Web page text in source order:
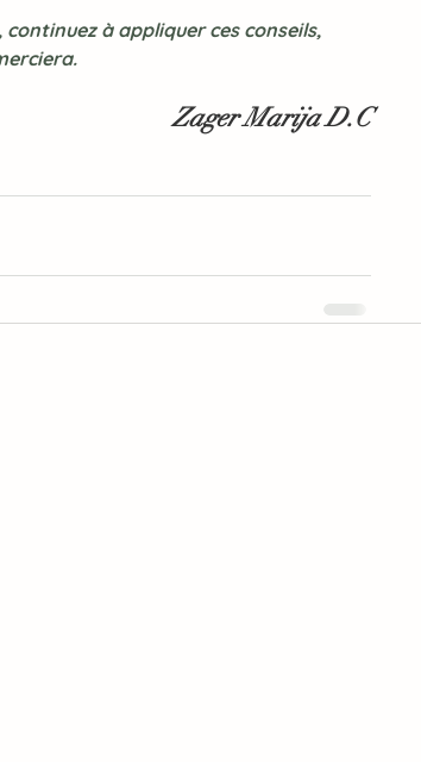
à appliquer ces conseils,
Zager Marija D.C